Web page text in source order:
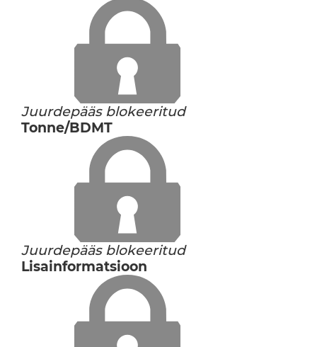
Juurdepääs blokeeritud
Tonne/BDMT
Juurdepääs blokeeritud
Lisainformatsioon